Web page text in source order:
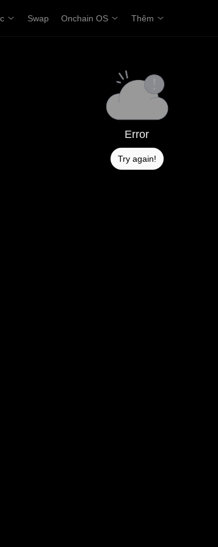
Swap Onchain OS Thêm
Error
Try again!